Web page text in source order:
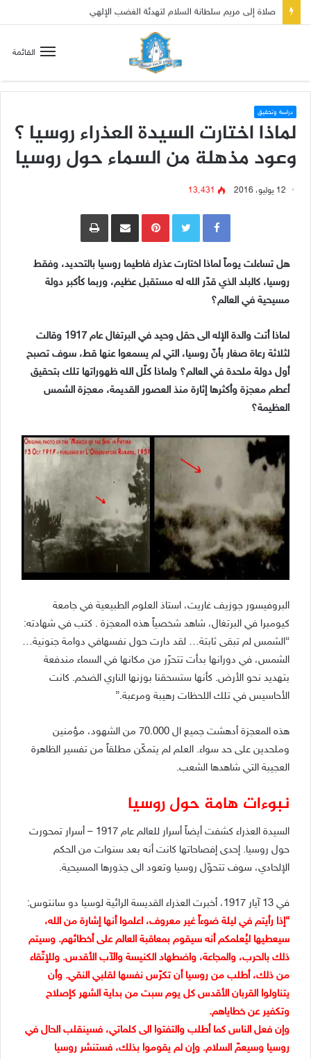
صلاة إلى مريم سلطانة السلام لتهدئة الغضب الإلهي
القائمة
دراسة وتحقيق
لماذا اختارت السيدة العذراء روسيا ؟
وعود مذهلة من السماء حول روسيا
12 يوليو، 2016 13٬431
Pinterestمشاركة عبر البريد طباعة
هل تساءلت يوماً لماذا اختارت عذراء فاطيما روسيا بالتحديد، وفقط
روسيا، كالبلد الذي قدّر الله له مستقبل عظيم، وربما كأكبر دولة
مسيحية في العالم؟
لماذا أتت والدة الإله الى حقل وحيد في البرتغال عام 1917 وقالت
لثلاثة رعاة صغار بأنّ روسيا، التي لم يسمعوا عنها قط، سوف تصبح
أول دولة ملحدة في العالم؟ ولماذا كلّل الله ظهوراتها تلك بتحقيق
أعطم معجزة وأكثرها إثارة منذ العصور القديمة، معجزة الشمس
العظيمة؟
البروفيسور جوزيف غاريت، استاذ العلوم الطبيعية في جامعة
كيومبرا في البرتغال، شاهد شخصياً هذه المعجزة . كتب في شهادته:
“الشمس لم تبقى ثابتة… لقد دارت حول نفسهافي دوامة جنونية…
الشمس، في دورانها بدأت تتحرّر من مكانها في السماء مندفعة
بتهديد نحو الأرض. كأنها ستسحقنا بوزنها الناري الضخم. كانت
الأحاسيس في تلك اللحظات رهيبة ومرعبة.”
هذه المعجزة أدهشت جميع ال 70.000 من الشهود، مؤمنين
وملحدين على حد سواء. العلم لم يتمكّن مطلقاً من تفسير الظاهرة
العجيبة التي شاهدها الشعب.
نبوءات هامة حول روسيا
السيدة العذراء كشفت أيضاً أسرار للعالم عام 1917 – أسرار تمحورت
حول روسيا. إحدى إفصاحاتها كانت أنه بعد سنوات من الحكم
الإلحادي، سوف تتحوّل روسيا وتعود الى جذورها المسيحية.
في 13 آيار 1917، أخبرت العذراء القديسة الرائية لوسيا دو سانتوس:
“إذا رأيتم في ليلة ضوءاً غير معروف، اعلموا أنها إشارة من الله،
سيعطيها ليُعلمكم أنه سيقوم بمعاقبة العالم على أخطائهم. وسيتم
ذلك بالحرب، والمجاعة، واضطهاد الكنيسة والآب الأقدس. وللإتّقاء
من ذلك، أطلب من روسيا أن تكرّس نفسها لقلبي النقي. وأن
يتناولوا القربان الأقدس كل يوم سبت من بداية الشهر كإصلاح
وتكفير عن خطاياهم.
وإن فعل الناس كما أطلب والتفتوا الى كلماتي، فسينقلب الحال في
روسيا وسيعمّ السلام. وإن لم يقوموا بذلك، فستنشر روسيا